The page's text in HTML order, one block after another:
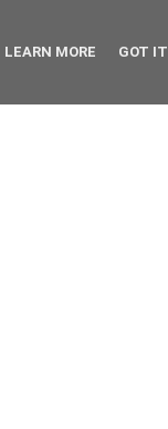
LEARN MORE GOT IT